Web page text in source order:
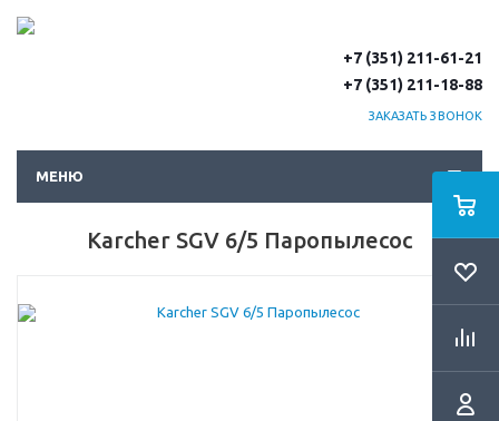
+7 (351) 211-61-21
+7 (351) 211-18-88
ЗАКАЗАТЬ ЗВОНОК
МЕНЮ
Karcher SGV 6/5 Паропылесоc